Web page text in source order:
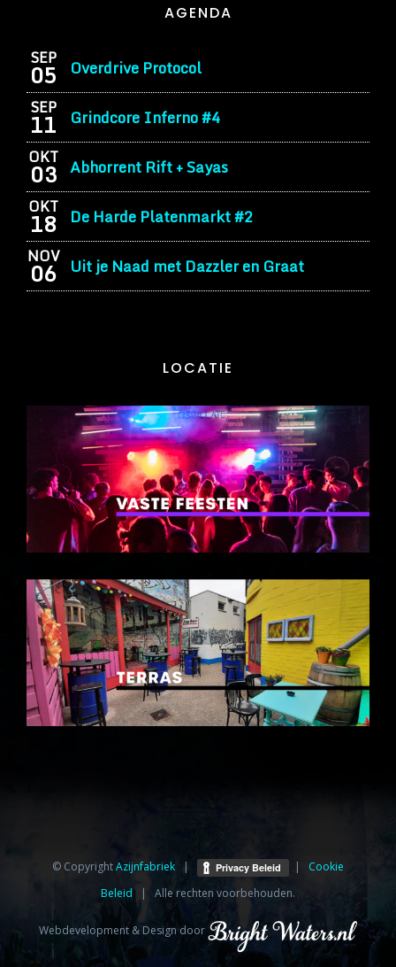
AGENDA
SEP
05 Overdrive Protocol
SEP
11 Grindcore Inferno #4
OKT
03 Abhorrent Rift + Sayas
OKT
18 De Harde Platenmarkt #2
NOV
06 Uit je Naad met Dazzler en Graat
LOCATIE
© CopyrightAzijnfabriek⁩ | | Cookie
Beleid | Alle rechten voorbehouden.
Webdevelopment & Design door